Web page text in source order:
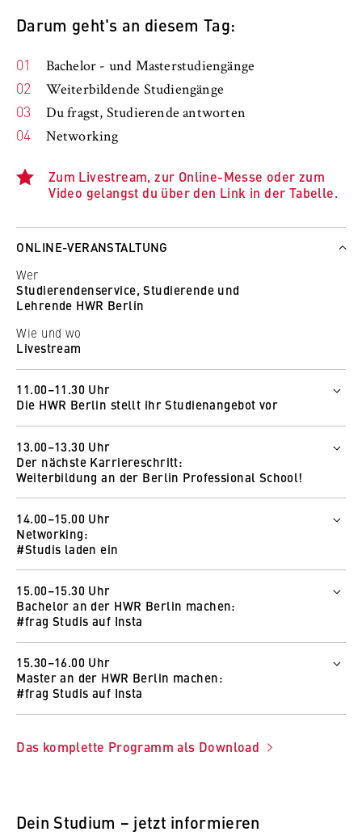
Darum geht's an diesem Tag:
Bachelor - und Masterstudiengänge
Weiterbildende Studiengänge
Du fragst, Studierende antworten
Networking
Zum Livestream, zur Online-Messe oder zum
Video gelangst du über den Link in der Tabelle.
ONLINE-VERANSTALTUNG
Wer
Studierendenservice, Studierende und
Lehrende HWR Berlin
Wie und wo
Livestream
11.00–11.30 Uhr
Die HWR Berlin stellt ihr Studienangebot vor
Wer
Petra Wieczorek
Helen Gikal
13.00–13.30 Uhr
Der nächste Karriereschritt:
Weiterbildung an der Berlin Professional School!
Wer
Prof. Dr. Marianne Egger de Campo
Wie und wo
14.00–15.00 Uhr
Networking:
#Studis laden ein
Fabio Bräuer
Michelle Kaplan
15.00–15.30 Uhr
Bachelor an der HWR Berlin machen:
#frag Studis auf Insta
Wer
Johanna Janke
Finja Schüttler-Janikulla
15.30–16.00 Uhr
Master an der HWR Berlin machen:
#frag Studis auf Insta
Wer
Finja Schüttler-Janikulla
Das komplette Programm als Download
Dein Studium − jetzt informieren